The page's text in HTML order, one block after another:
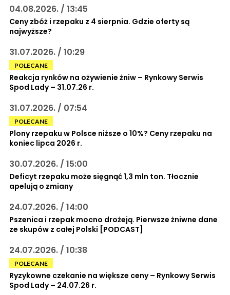
Ceny zbóż i rzepaku z 4 sierpnia. Gdzie oferty są
najwyższe?
04.08.2026. / 13:45
POLECANE
Reakcja rynków na ożywienie żniw – Rynkowy Serwis
Spod Lady – 31.07.26 r.
31.07.2026. / 10:29
POLECANE
Plony rzepaku w Polsce niższe o 10%? Ceny rzepaku na
koniec lipca 2026 r.
31.07.2026. / 07:54
Deficyt rzepaku może sięgnąć 1,3 mln ton. Tłocznie
apelują o zmiany
30.07.2026. / 15:00
Pszenica i rzepak mocno drożeją. Pierwsze żniwne dane
ze skupów z całej Polski [PODCAST]
24.07.2026. / 14:00
POLECANE
Ryzykowne czekanie na większe ceny – Rynkowy Serwis
Spod Lady – 24.07.26 r.
24.07.2026. / 10:38